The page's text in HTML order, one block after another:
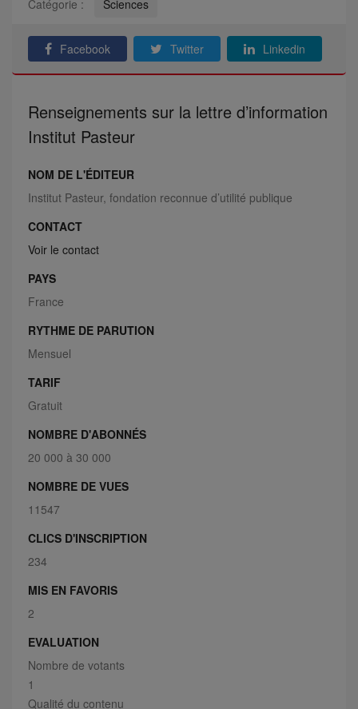
Catégorie : Sciences
Facebook Twitter Linkedin
Renseignements sur la lettre d’information
Institut Pasteur
NOM DE L'ÉDITEUR
Institut Pasteur, fondation reconnue d’utilité publique
CONTACT
Voir le contact
PAYS
France
RYTHME DE PARUTION
Mensuel
TARIF
Gratuit
NOMBRE D'ABONNÉS
20 000 à 30 000
NOMBRE DE VUES
11547
CLICS D'INSCRIPTION
234
MIS EN FAVORIS
2
EVALUATION
Nombre de votants
1
Qualité du contenu